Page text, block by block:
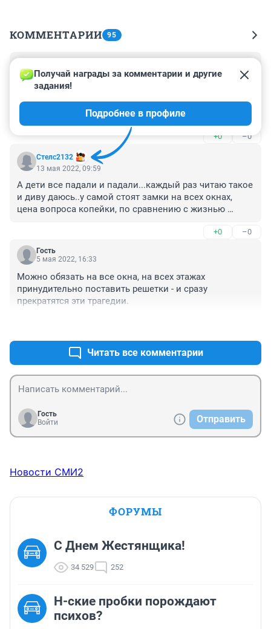
КОММЕНТАРИИ 95
19 мая 2022, 08:10
Надо деньги семьям с детьми выделять, а ни этим
сотрудникам соцслужб с мордами по 100 килограмм...
Тогда и детей не придётся забирать
+0 –0
Стелс2132
Получай награды за комментарии и другие
задания!
Подробнее в профиле
13 мая 2022, 09:59
А дети все падали и падали...каждый раз читаю такое
и диву даюсь..у самой стоят замки на всех окнах,
цена вопроса копейки, по сравнению с жизнью
+0 –0
Гость
5 мая 2022, 16:33
Можно обязать на все окна, на всех этажах
принудительно поставить решетки - и сразу
прекратятся эти трагедии.
Читать все комментарии
Гость
Войти
Отправить
Новости СМИ2
ФОРУМЫ
С Днем Жестянщика!
34 529 252
Н-ские пробки порождают
психов?